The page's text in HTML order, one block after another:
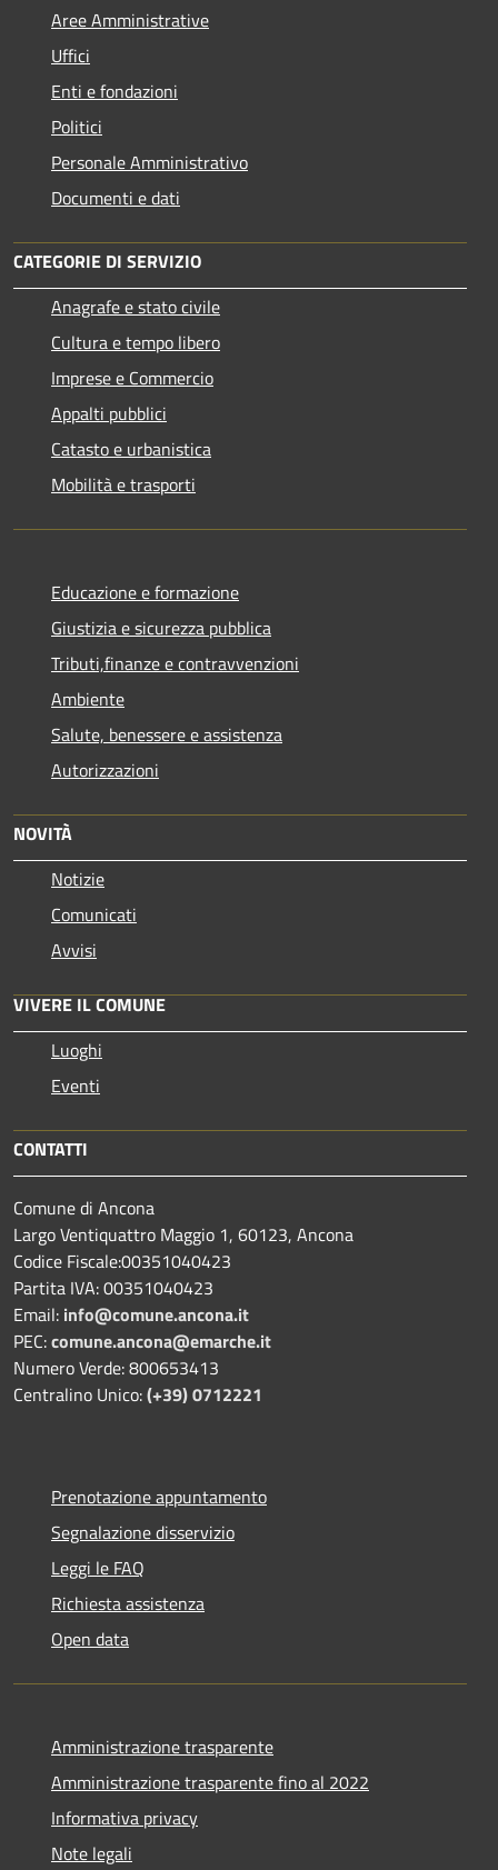
Aree Amministrative
Uffici
Enti e fondazioni
Politici
Personale Amministrativo
Documenti e dati
CATEGORIE DI SERVIZIO
Anagrafe e stato civile
Cultura e tempo libero
Imprese e Commercio
Appalti pubblici
Catasto e urbanistica
Mobilità e trasporti
Educazione e formazione
Giustizia e sicurezza pubblica
Tributi,finanze e contravvenzioni
Ambiente
Salute, benessere e assistenza
Autorizzazioni
NOVITÀ
Notizie
Comunicati
Avvisi
VIVERE IL COMUNE
Luoghi
Eventi
CONTATTI
Comune di Ancona
Largo Ventiquattro Maggio 1, 60123, Ancona
Codice Fiscale:00351040423
Partita IVA: 00351040423
Email: info@comune.ancona.it
PEC:comune.ancona@emarche.it
Numero Verde: 800653413
Centralino Unico:(+39) 0712221
Prenotazione appuntamento
Segnalazione disservizio
Leggi le FAQ
Richiesta assistenza
Open data
Amministrazione trasparente
Amministrazione trasparente fino al 2022
Informativa privacy
Note legali